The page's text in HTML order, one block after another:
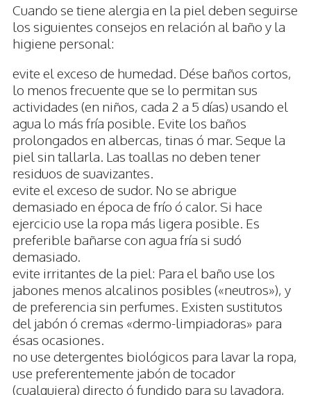
Cuando se tiene alergia en la piel deben seguirse
los siguientes consejos en relación al baño y la
higiene personal:
evite el exceso de humedad. Dése baños cortos,
lo menos frecuente que se lo permitan sus
actividades (en niños, cada 2 a 5 días) usando el
agua lo más fría posible. Evite los baños
prolongados en albercas, tinas ó mar. Seque la
piel sin tallarla. Las toallas no deben tener
residuos de suavizantes.
evite el exceso de sudor. No se abrigue
demasiado en época de frío ó calor. Si hace
ejercicio use la ropa más ligera posible. Es
preferible bañarse con agua fría si sudó
demasiado.
evite irritantes de la piel: Para el baño use los
jabones menos alcalinos posibles («neutros»), y
de preferencia sin perfumes. Existen sustitutos
del jabón ó cremas «dermo-limpiadoras» para
ésas ocasiones.
no use detergentes biológicos para lavar la ropa,
use preferentemente jabón de tocador
(cualquiera) directo ó fundido para su lavadora,